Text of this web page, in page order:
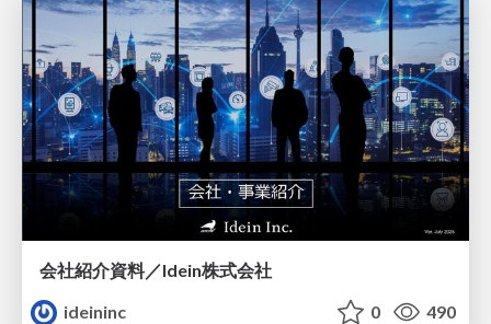
会社紹介資料／Idein株式会社
ideininc
0 490